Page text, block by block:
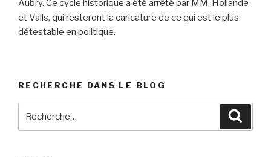
Aubry. Ce cycle historique a été arrêté par MM. Hollande
et Valls, qui resteront la caricature de ce qui est le plus
détestable en politique.
RECHERCHE DANS LE BLOG